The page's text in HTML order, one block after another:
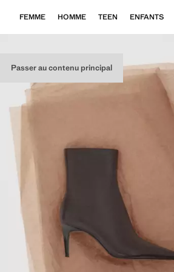
Passer au contenu principal
FEMME HOMME TEEN ENFANTS